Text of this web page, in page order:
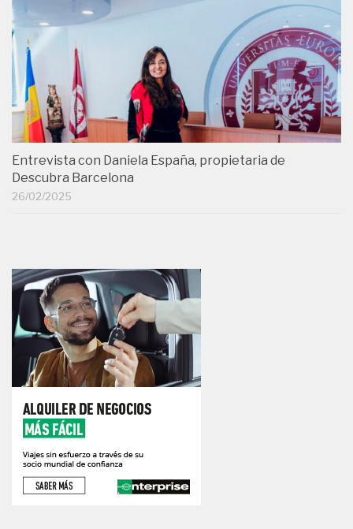
Entrevista con Daniela España, propietaria de
Descubra Barcelona
26/02/2025